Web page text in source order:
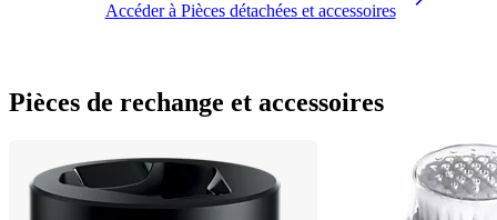
Accéder à Pièces détachées et accessoires
Pièces de rechange et accessoires